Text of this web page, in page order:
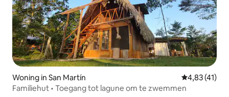
Woning in San Martín Gemiddelde
4,83 (41)
Familiehut • Toegang tot lagune om te zwemmen